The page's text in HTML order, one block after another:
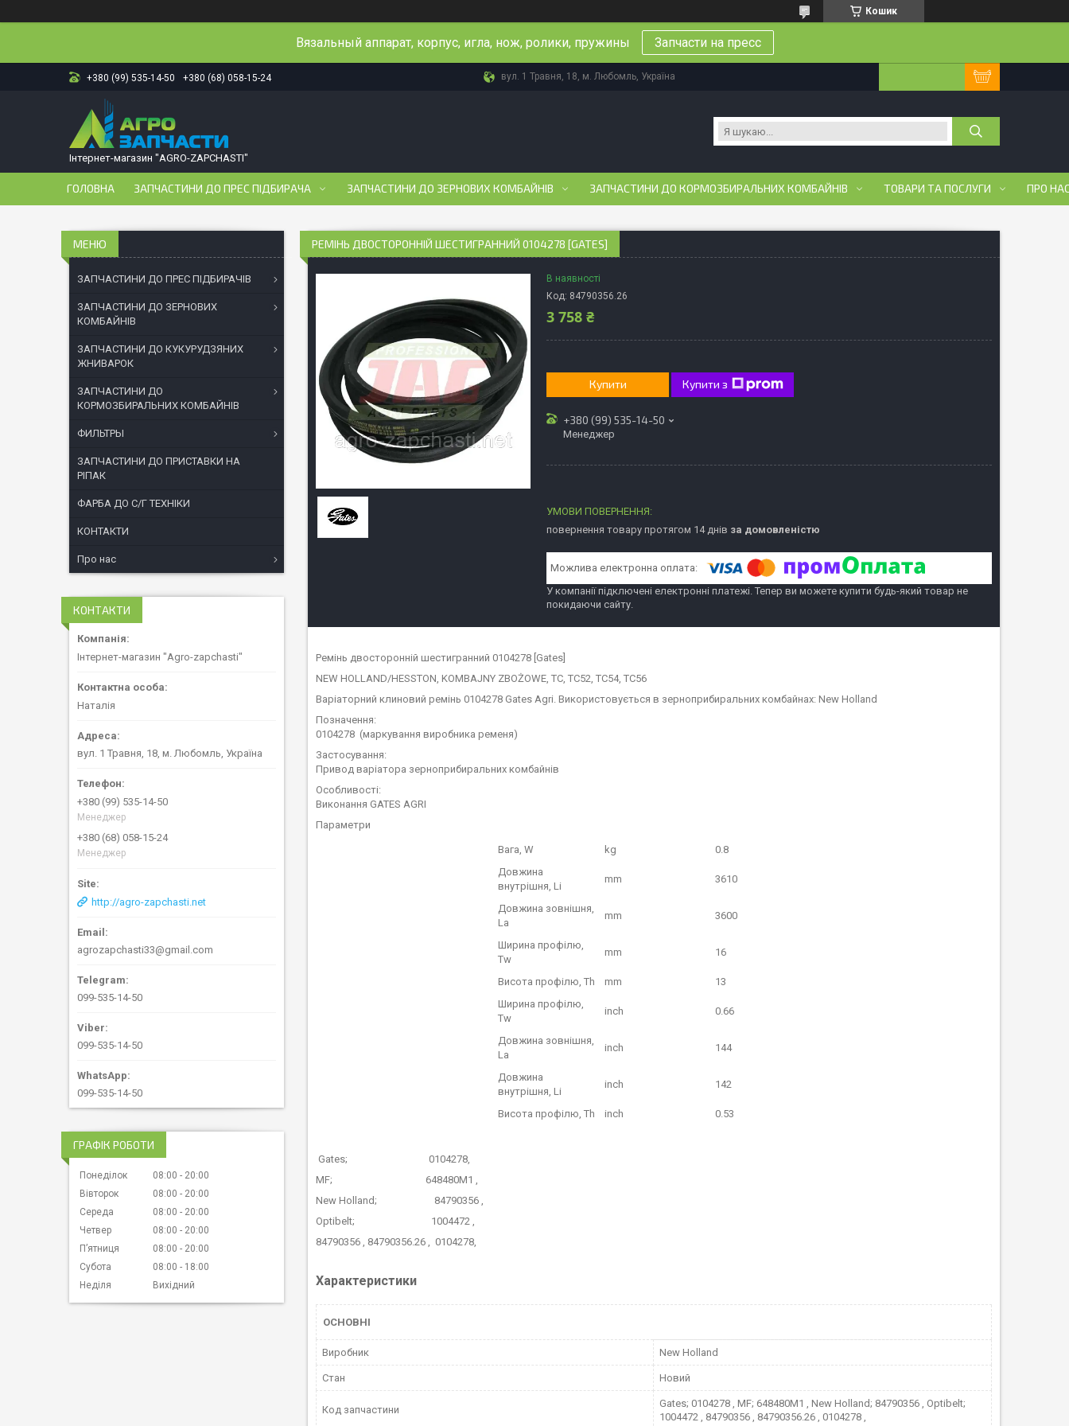
Кошик
Вязальный аппарат, корпус, игла, нож, ролики, пружины Запчасти на пресс
+380 (99) 535-14-50 +380 (68) 058-15-24 вул. 1 Травня, 18, м. Любомль, Україна
Інтернет-магазин "AGRO-ZAPCHASTI"
ГОЛОВНА ЗАПЧАСТИНИ ДО ПРЕС ПІДБИРАЧА ЗАПЧАСТИНИ ДО ЗЕРНОВИХ КОМБАЙНІВ ЗАПЧАСТИНИ ДО КОРМОЗБИРАЛЬНИХ КОМБАЙНІВ ТОВАРИ ТА ПОСЛУГИ ПРО
РЕМІНЬ ДВОСТОРОННІЙ ШЕСТИГРАННИЙ 0104278 [GATES]
В наявності
Код: 84790356.26
3 758 ₴
Купити Купити з
+380 (99) 535-14-50
Менеджер
повернення товару протягом 14 днів за домовленістю
У компанії підключені електронні платежі. Тепер ви можете купити будь-який товар не
покидаючи сайту.
Ремінь двосторонній шестигранний 0104278 [Gates]
NEW HOLLAND/HESSTON, KOMBAJNY ZBOŻOWE, TC, TC52, TC54, TC56
Варіаторний клиновий ремінь 0104278 Gates Agri. Використовується в зерноприбиральних комбайнах: New Holland
Позначення:
0104278 (маркування виробника ременя)
Застосування:
Привод варіатора зерноприбиральних комбайнів
Особливості:
Виконання GATES AGRI
Параметри
Вага, W kg
0.8
Довжина
внутрішня, Li
mm 3610
Довжина зовнішня,
La
mm 3600
Ширина профілю,
Tw
mm 16
Висота профілю, Th mm
13
Ширина профілю,
Tw
inch 0.66
Довжина зовнішня,
La
inch 144
Довжина
внутрішня, Li
inch 142
Висота профілю, Th inch 0.53
Gates; 0104278,
MF; 648480M1 ,
New Holland; 84790356 ,
Optibelt; 1004472 ,
84790356 , 84790356.26 , 0104278,
Характеристики
ОСНОВНІ
Виробник New Holland
Стан Новий
Код запчастини
Gates; 0104278 , MF; 648480M1 , New Holland; 84790356 , Optibelt;
1004472 , 84790356 , 84790356.26 , 0104278 ,
ЗАПЧАСТИНИ ДО ПРЕС ПІДБИРАЧІВ
ЗАПЧАСТИНИ ДО ЗЕРНОВИХ
КОМБАЙНІВ
ЗАПЧАСТИНИ ДО КУКУРУДЗЯНИХ
ЖНИВАРОК
ЗАПЧАСТИНИ ДО
КОРМОЗБИРАЛЬНИХ КОМБАЙНІВ
ФИЛЬТРЫ
ЗАПЧАСТИНИ ДО ПРИСТАВКИ НА
РІПАК
ФАРБА ДО С/Г ТЕХНІКИ
КОНТАКТИ
Про нас
КОНТАКТИ
Інтернет-магазин "Agro-zapchasti"
Наталія
вул. 1 Травня, 18, м. Любомль, Україна
+380 (99) 535-14-50
Менеджер
+380 (68) 058-15-24
Менеджер
http://agro-zapchasti.net
agrozapchasti33@gmail.com
099-535-14-50
099-535-14-50
099-535-14-50
ГРАФІК РОБОТИ
Понеділок 08:00
20:00
Вівторок
08:00
20:00
Середа
08:00
20:00
Четвер
08:00
20:00
Пʼятниця
08:00
20:00
Субота
08:00
18:00
Неділя
Вихідний